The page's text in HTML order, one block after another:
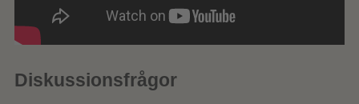
Diskussionsfrågor